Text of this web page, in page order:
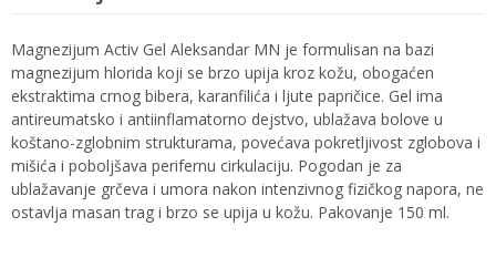
Magnezijum Activ Gel Aleksandar MN je formulisan na bazi
magnezijum hlorida koji se brzo upija kroz kožu, obogaćen
ekstraktima crnog bibera, karanfilića i ljute papričice. Gel ima
antireumatsko i antiinflamatorno dejstvo, ublažava bolove u
koštano-zglobnim strukturama, povećava pokretljivost zglobova i
mišića i poboljšava perifernu cirkulaciju. Pogodan je za
ublažavanje grčeva i umora nakon intenzivnog fizičkog napora, ne
ostavlja masan trag i brzo se upija u kožu. Pakovanje 150 ml.